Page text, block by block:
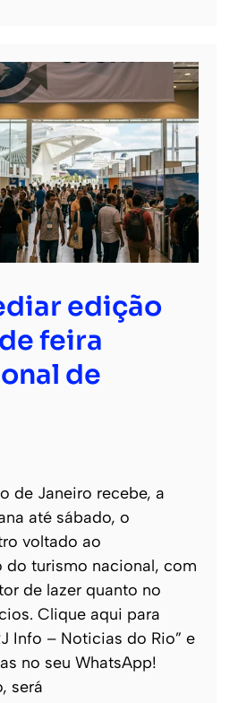
edição
feira
de
de Janeiro recebe, a
até sábado, o
voltado ao
do turismo nacional, com
de lazer quanto no
Clique aqui para
Info – Noticias do Rio” e
no seu WhatsApp!
será